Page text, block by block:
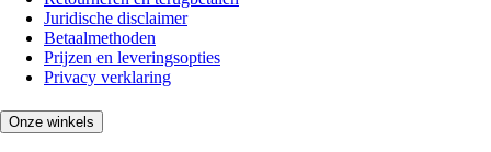
Juridische disclaimer
Betaalmethoden
Prijzen en leveringsopties
Privacy verklaring
Onze winkels